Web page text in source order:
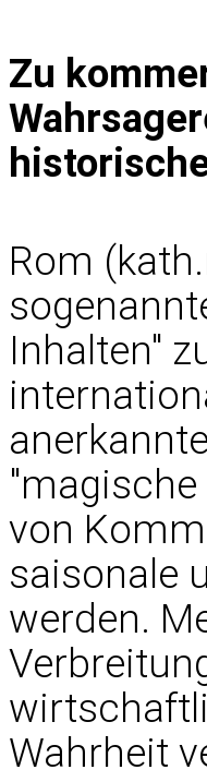
Zu
Rom
Inhalten"
"magische
von
saisonale
werden.
Wahrheit